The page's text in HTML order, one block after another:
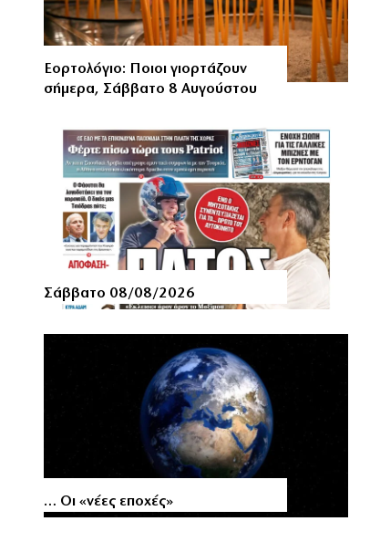
Εορτολόγιο: Ποιοι γιορτάζουν
σήμερα, Σάββατο 8 Αυγούστου
Σάββατο 08/08/2026
… Οι «νέες εποχές»